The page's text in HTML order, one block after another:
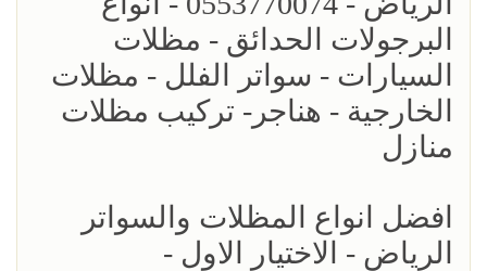
البرجولات الحدائق - مظلات
السيارات - سواتر الفلل - مظلات
الخارجية - هناجر- تركيب مظلات
منازل
افضل انواع المظلات والسواتر
الرياض - الاختيار الاول -